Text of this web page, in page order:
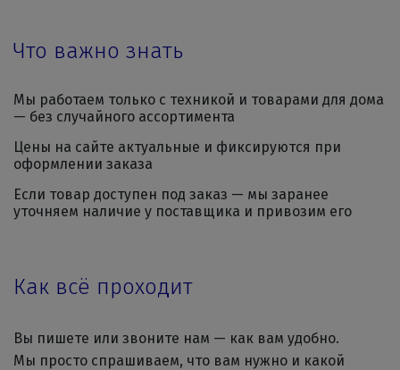
Что важно знать
Мы работаем только с техникой и товарами для дома
— без случайного ассортимента
Цены на сайте актуальные и фиксируются при
оформлении заказа
Если товар доступен под заказ — мы заранее
уточняем наличие у поставщика и привозим его
Как всё проходит
Вы пишете или звоните нам — как вам удобно.
Мы просто спрашиваем, что вам нужно и какой